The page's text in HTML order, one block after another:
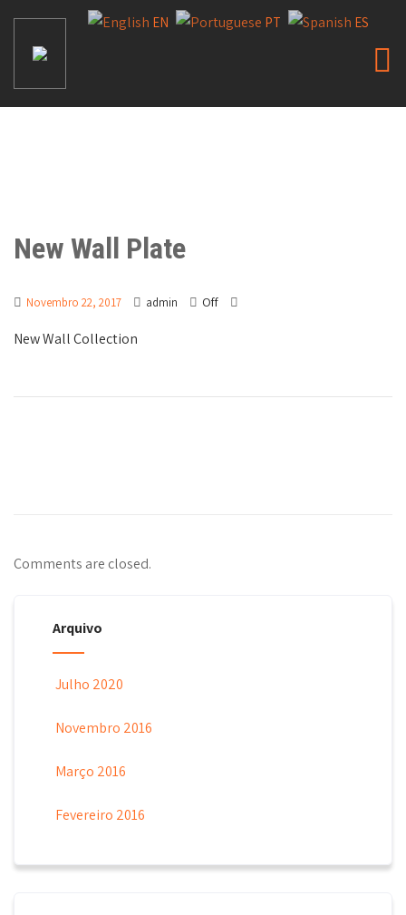
New Wall Plate
Novembro 22, 2017 admin Off
New Wall Collection
Comments are closed.
Arquivo
Julho 2020
Novembro 2016
Março 2016
Fevereiro 2016
EN PT ES